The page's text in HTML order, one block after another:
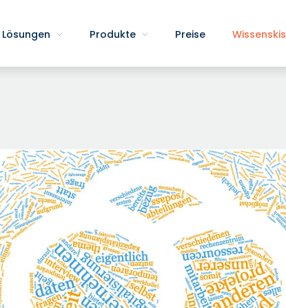
Lösungen Produkte Preise